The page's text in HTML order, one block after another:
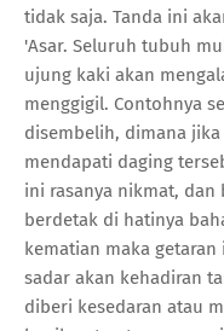
tidak saja. Tanda ini
'Asar. Seluruh tubuh
ujung kaki akan
menggigil. Contohnya
disembelih, dimana
mendapati daging
ini rasanya nikmat, dan
berdetak di hatinya
kematian maka
sadar akan kehadiran
diberi kesedaran atau